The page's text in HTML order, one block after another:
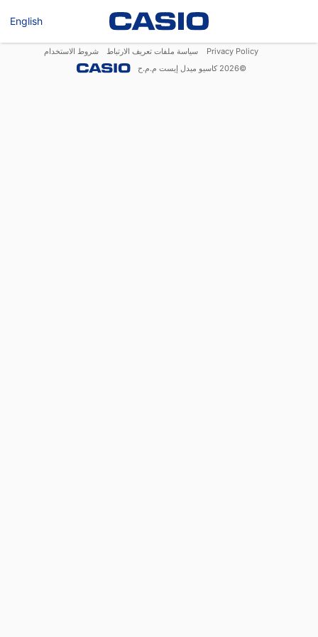
English
Privacy Policy سياسة ملفات تعريف الارتباط
شروط الاستخدام
©
2026 كاسيو ميدل إيست م.م.ح